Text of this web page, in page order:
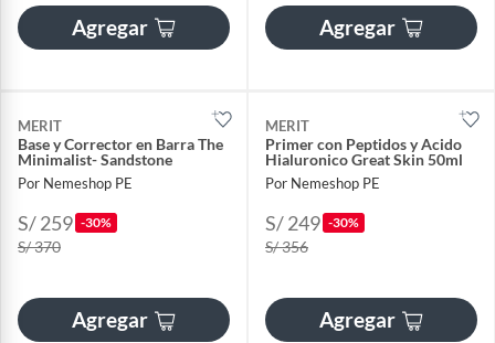
Agregar Agregar
MERIT
Base y Corrector en Barra The
Minimalist- Sandstone
Por Nemeshop PE
S/ 259 -30%
S/ 370
Agregar
MERIT
Primer con Peptidos y Acido
Hialuronico Great Skin 50ml
Por Nemeshop PE
S/ 249 -30%
S/ 356
Agregar